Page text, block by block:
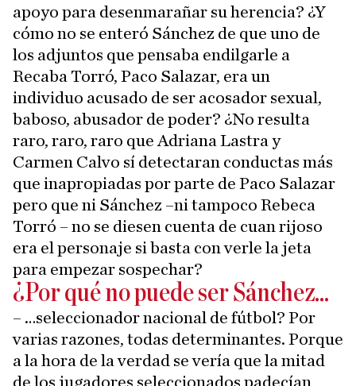
apoyo para desenmarañar su herencia? ¿Y
cómo no se enteró Sánchez de que uno de
los adjuntos que pensaba endilgarle a
Recaba Torró, Paco Salazar, era un
individuo acusado de ser acosador sexual,
baboso, abusador de poder? ¿No resulta
raro, raro, raro que Adriana Lastra y
Carmen Calvo sí detectaran conductas más
que inapropiadas por parte de Paco Salazar
pero que ni Sánchez –ni tampoco Rebeca
Torró – no se diesen cuenta de cuan rijoso
era el personaje si basta con verle la jeta
para empezar sospechar?
¿Por qué no puede ser Sánchez...
– …seleccionador nacional de fútbol? Por
varias razones, todas determinantes. Porque
a la hora de la verdad se vería que la mitad
de los jugadores seleccionados padecían